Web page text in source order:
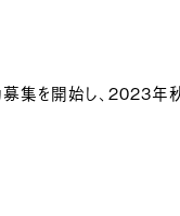
募集を開始し、2023